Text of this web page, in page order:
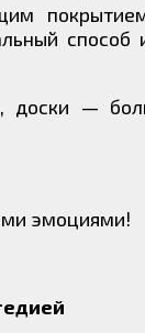
способ
доски —
эмоциями!